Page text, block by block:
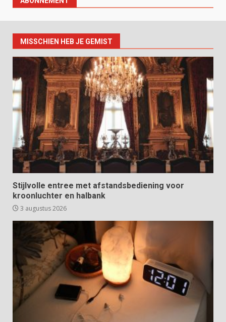
MISSCHIEN HEB JE GEMIST
Stijlvolle entree met afstandsbediening voor
kroonluchter en halbank
3 augustus 2026